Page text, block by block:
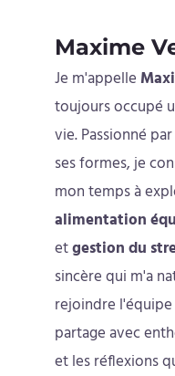
Maxime
Je m'appelle
toujours occupé
vie. Passionné
ses formes, je
mon temps à
alimentation
etgestion du
sincère qui m'a
rejoindre
partage avec
et les réflexions